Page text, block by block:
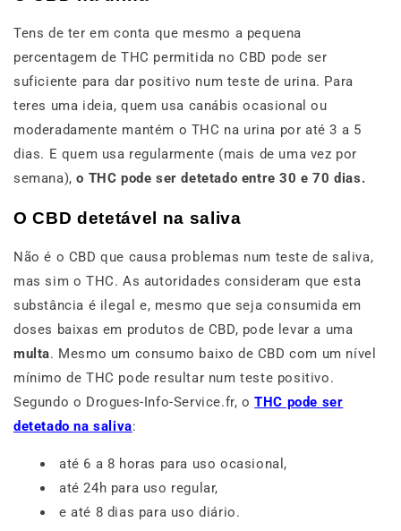
Tens de ter em conta que mesmo a pequena
percentagem de THC permitida no CBD pode ser
suficiente para dar positivo num teste de urina. Para
teres uma ideia, quem usa canábis ocasional ou
moderadamente mantém o THC na urina por até 3 a 5
dias. E quem usa regularmente (mais de uma vez por
semana),o THC pode ser detetado entre 30 e 70 dias.
O CBD detetável na saliva
Não é o CBD que causa problemas num teste de saliva,
mas sim o THC. As autoridades consideram que esta
substância é ilegal e, mesmo que seja consumida em
doses baixas em produtos de CBD, pode levar a uma
multa. Mesmo um consumo baixo de CBD com um nível
mínimo de THC pode resultar num teste positivo.
Segundo o Drogues-Info-Service.fr, oTHC pode ser
detetado na saliva:
até 6 a 8 horas para uso ocasional,
até 24h para uso regular,
e até 8 dias para uso diário.